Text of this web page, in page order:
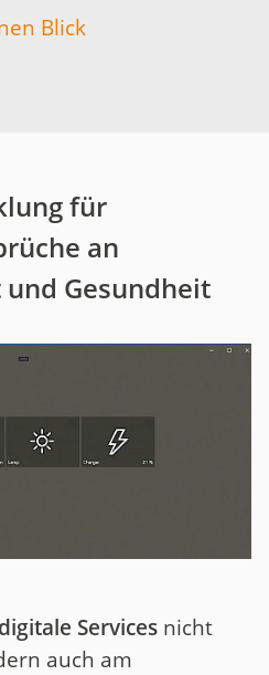
Blick
für
an
Gesundheit
digitale Services nicht
auch am